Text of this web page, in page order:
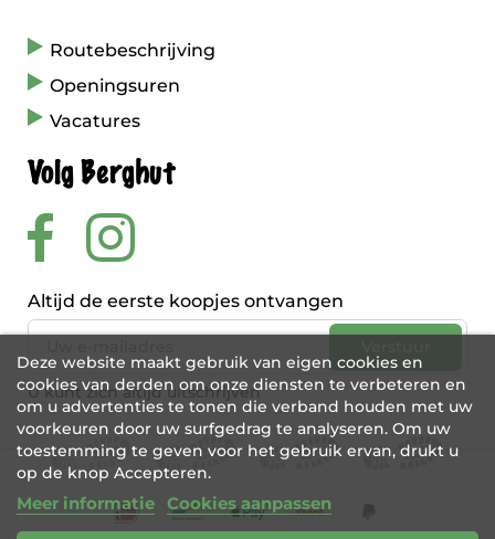
Routebeschrijving
Openingsuren
Vacatures
Volg Berghut
Altijd de eerste koopjes ontvangen
U kunt zich altijd uitschrijven
Deze website maakt gebruik van eigen cookies en
cookies van derden om onze diensten te verbeteren en
om u advertenties te tonen die verband houden met uw
voorkeuren door uw surfgedrag te analyseren. Om uw
toestemming te geven voor het gebruik ervan, drukt u
op de knop Accepteren.
Meer informatie Cookies aanpassen